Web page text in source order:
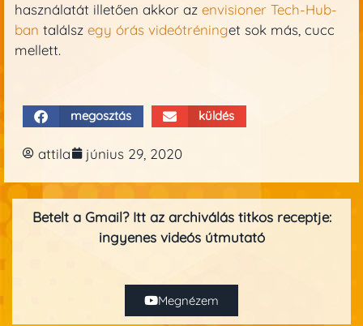
használatát illetően akkor azenvisioner Tech-Hub-
ban találszegy órás videótréninget sok más, cucc
mellett.
megosztás küldés
attila június 29, 2020
Betelt a Gmail? Itt az archiválás titkos receptje:
ingyenes videós útmutató
Megnézem